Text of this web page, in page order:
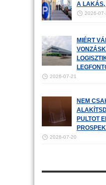
A LAKÁS,
2026-07-
MIÉRT
2026-07-21
NEM
PULTOT
2026-07-20